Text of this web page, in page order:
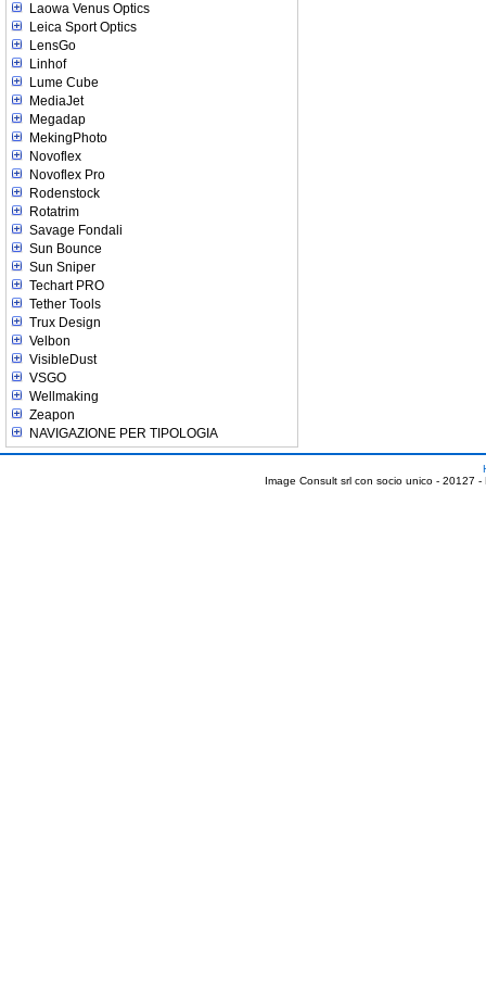
Laowa Venus Optics
Leica Sport Optics
LensGo
Linhof
Lume Cube
MediaJet
Megadap
MekingPhoto
Novoflex
Novoflex Pro
Rodenstock
Rotatrim
Savage Fondali
Sun Bounce
Sun Sniper
Techart PRO
Tether Tools
Trux Design
Velbon
VisibleDust
VSGO
Wellmaking
Zeapon
NAVIGAZIONE PER TIPOLOGIA
Image Consult srl con socio unico - 20127